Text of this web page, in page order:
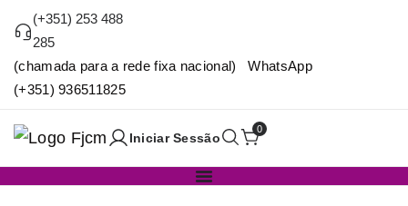
(+351) 253 488
285
(chamada para a rede fixa nacional) WhatsApp
(+351) 936511825
Iniciar Sessão
0